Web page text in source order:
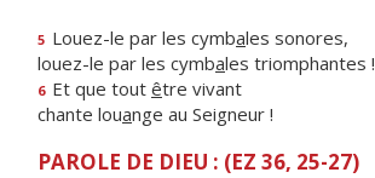
5 Louez-le par les cymbales sonores,
louez-le par les cymbales triomphantes !
6 Et que tout être vivant
chante louange au Seigneur !
PAROLE DE DIEU : (EZ 36, 25-27)